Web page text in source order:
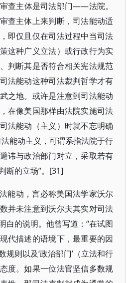
查主体是司法部门——法院。
查主体上来判断，司法能动适
即仅且仅在司法过程中当司法
这种广义立法）或行政行为实
判断其是否符合相关宪法规范
法能动这种司法裁判哲学才有
之地。或许是注意到司法能动
在像美国那样由法院实施司法
法能动（主义）时就不忘明确
能动主义，可谓系指法院于行
讳与政治部门对立，采取若有
断的立场”。[31]
能动，言必称美国法学家沃尔
并未注意到沃尔夫其实对司法
白的说明。他曾写道：“在试图
代描述的语境下，最重要的因
规则以及‘政治部门’（立法和行
度。如果一位法官坚信多数规